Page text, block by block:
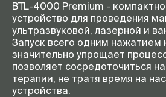
BTL-4000 Premium -
устройство для проведения
ультразвуковой, лазерной и
Запуск всего одним нажатием
значительно упрощает
позволяет сосредоточиться
терапии, не тратя время на
устройства.